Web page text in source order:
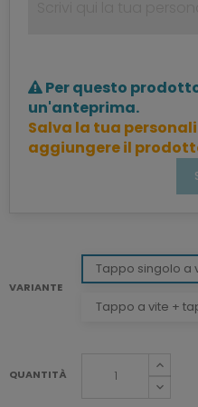
Per questo
un'anteprima.
Salva la tua
aggiungere il
VARIANTE
Tappo singolo a
Tappo a vite +
QUANTITÀ